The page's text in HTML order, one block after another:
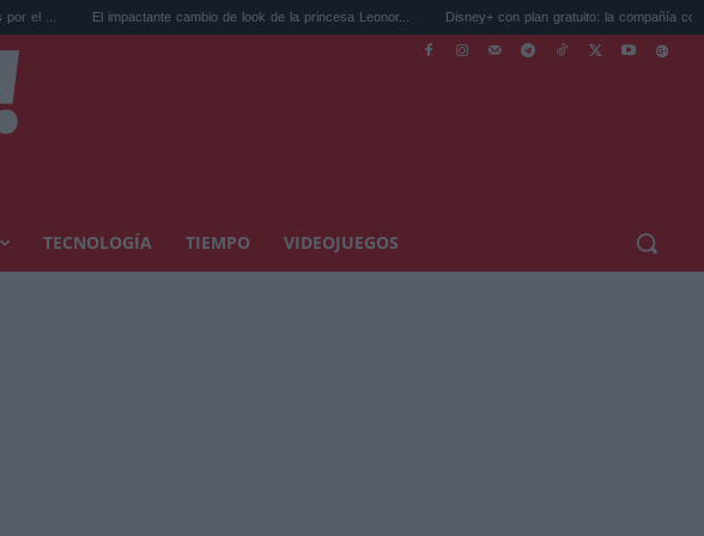
cambio de look de la princesa Leonor... Disney+ con plan gratuito: la compañía confirma qu... 6
TECNOLOGÍA TIEMPO VIDEOJUEGOS